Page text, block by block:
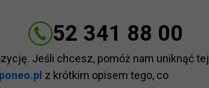
52 341 88 00
Jeśli chcesz, pomóż nam uniknąć tej
z krótkim opisem tego, co